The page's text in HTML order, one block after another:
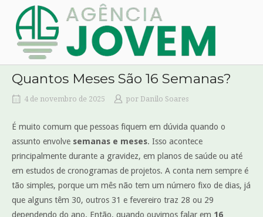
content
Home
Quantos Meses São 16 Semanas?
4 de novembro de 2025 por Danilo Soares
É muito comum que pessoas fiquem em dúvida quando o
assunto envolve semanas e meses. Isso acontece
principalmente durante a gravidez, em planos de saúde ou até
em estudos de cronogramas de projetos. A conta nem sempre é
tão simples, porque um mês não tem um número fixo de dias, já
que alguns têm 30, outros 31 e fevereiro traz 28 ou 29
dependendo do ano. Então, quando ouvimos falar em 16